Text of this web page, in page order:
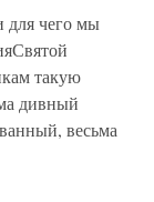
для чего мы
такую
дивный
весьма